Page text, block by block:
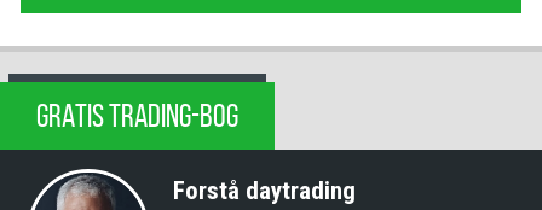
GRATIS TRADING-BOG
Forstå daytrading